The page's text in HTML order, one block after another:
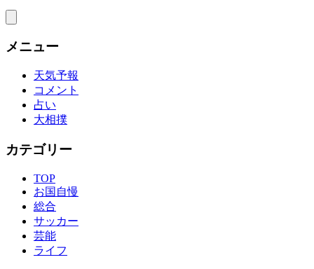
メニュー
天気予報
コメント
占い
大相撲
カテゴリー
TOP
お国自慢
総合
サッカー
芸能
ライフ